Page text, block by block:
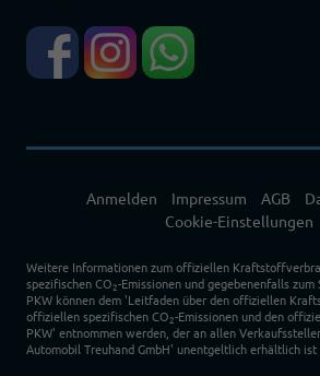
Anmelden Impressum AGB
Cookie-Einstellungen
Weitere Informationen zum offiziellen
spezifischen CO2-Emissionen und gegebenenfalls
PKW können dem 'Leitfaden über den offiziellen
offiziellen spezifischen CO2-Emissionen und den
PKW' entnommen werden, der an allen
Automobil Treuhand GmbH' unentgeltlich erhältlich